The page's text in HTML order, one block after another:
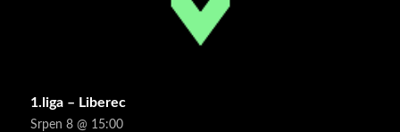
1.liga – Liberec
Srpen 8 @ 15:00